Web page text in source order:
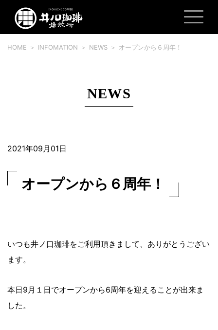
HOME INFOMATION NEWS オープンから６周年！
NEWS
2021年09月01日
オープンから６周年！
いつも井ノ口珈琲をご利用頂きまして、ありがとうござい
ます。
本日9月１日でオープンから6周年を迎えることが出来ま
した。